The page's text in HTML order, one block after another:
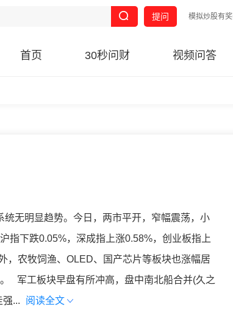
模拟炒股有
提问
首页 30秒问财 视频问答
明显趋势。今日，两市平开，窄幅震荡，小
指下跌0.05%，深成指上涨0.58%，创业板指上
，农牧饲渔、OLED、国产芯片等板块也涨幅居
军工板块早盘有所冲高，盘中南北船合并(久之
...
阅读全文